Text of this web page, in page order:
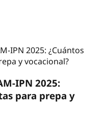
IPN 2025: ¿Cuántos
y vocacional?
IPN 2025:
para prepa y